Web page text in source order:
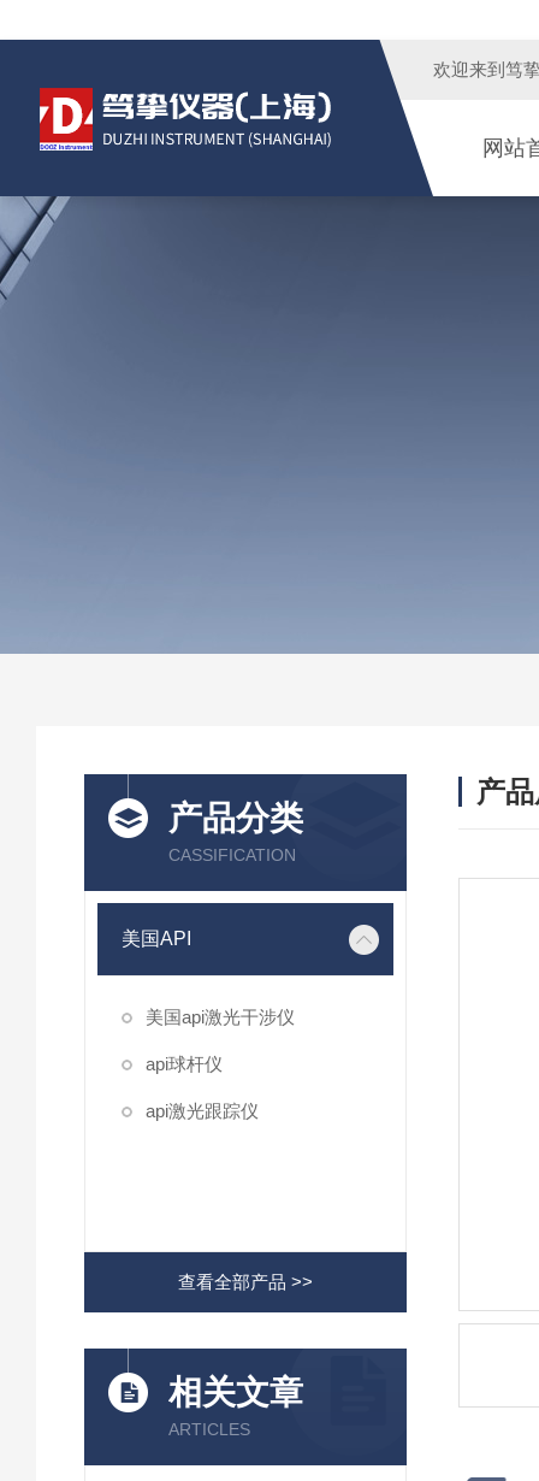
欢迎来到 笃
网站
产品分类
CASSIFICATION
美国API
美国api激光干涉仪
api球杆仪
api激光跟踪仪
查看全部产品 >>
相关文章
ARTICLES
产